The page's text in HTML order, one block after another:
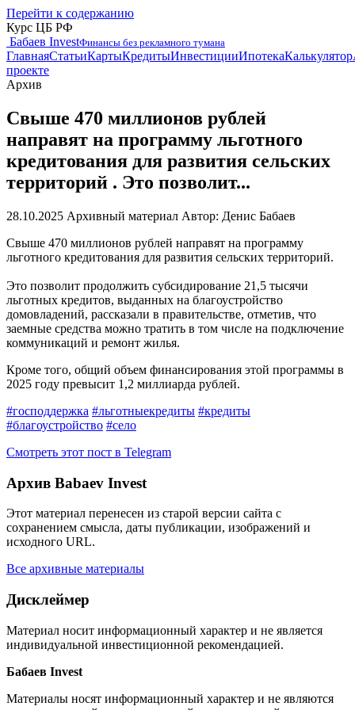
Перейти к содержанию
Курс ЦБ РФ
Бабаев InvestФинансы без рекламного тумана
ГлавнаяСтатьиКартыКредитыИнвестицииИпотекаКалькулятор
проекте
Архив
Свыше 470 миллионов рублей
направят на программу льготного
кредитования для развития сельских
территорий . Это позволит...
28.10.2025 Архивный материал Автор: Денис Бабаев
Свыше 470 миллионов рублей направят на программу
льготного кредитования для развития сельских территорий.
Это позволит продолжить субсидирование 21,5 тысячи
льготных кредитов, выданных на благоустройство
домовладений, рассказали в правительстве, отметив, что
заемные средства можно тратить в том числе на подключение
коммуникаций и ремонт жилья.
Кроме того, общий объем финансирования этой программы в
2025 году превысит 1,2 миллиарда рублей.
#господдержка #льготныекредиты #кредиты
#благоустройство #село
Смотреть этот пост в Telegram
Архив Babaev Invest
Этот материал перенесен из старой версии сайта с
сохранением смысла, даты публикации, изображений и
исходного URL.
Все архивные материалы
Дисклеймер
Материал носит информационный характер и не является
индивидуальной инвестиционной рекомендацией.
Бабаев Invest
Материалы носят информационный характер и не являются